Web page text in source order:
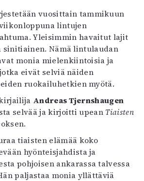
Tanssi
Sarjakuva
Sámegillii
Pääkirjoitus
Paperilehdestä
Oulu2026
Näyttelyt
Levyt
Kuvataide
Kirjat
In English
Esitystaide
Arkisto
lintujen
Yleisimmin havaitut lajit
sinitiainen. Nämä lintulaudan
monia mielenkiintoisia ja
eivät selviä näiden
ruokailuhetkien myötä.
Andreas Tjernshaugen
selvää ja kirjoitti upean Tiaisten
tiaisten elämää koko
hyönteisjahdista ja
pohjoisen ankarassa talvessa
paljastaa monia yllättäviä